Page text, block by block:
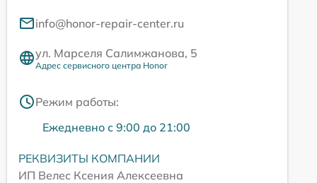
info@honor-repair-center.ru
ул. Марселя Салимжанова, 5
Адрес сервисного центра Honor
Режим работы:
Ежедневно с 9:00 до 21:00
РЕКВИЗИТЫ КОМПАНИИ
ИП Велес Ксения Алексеевна